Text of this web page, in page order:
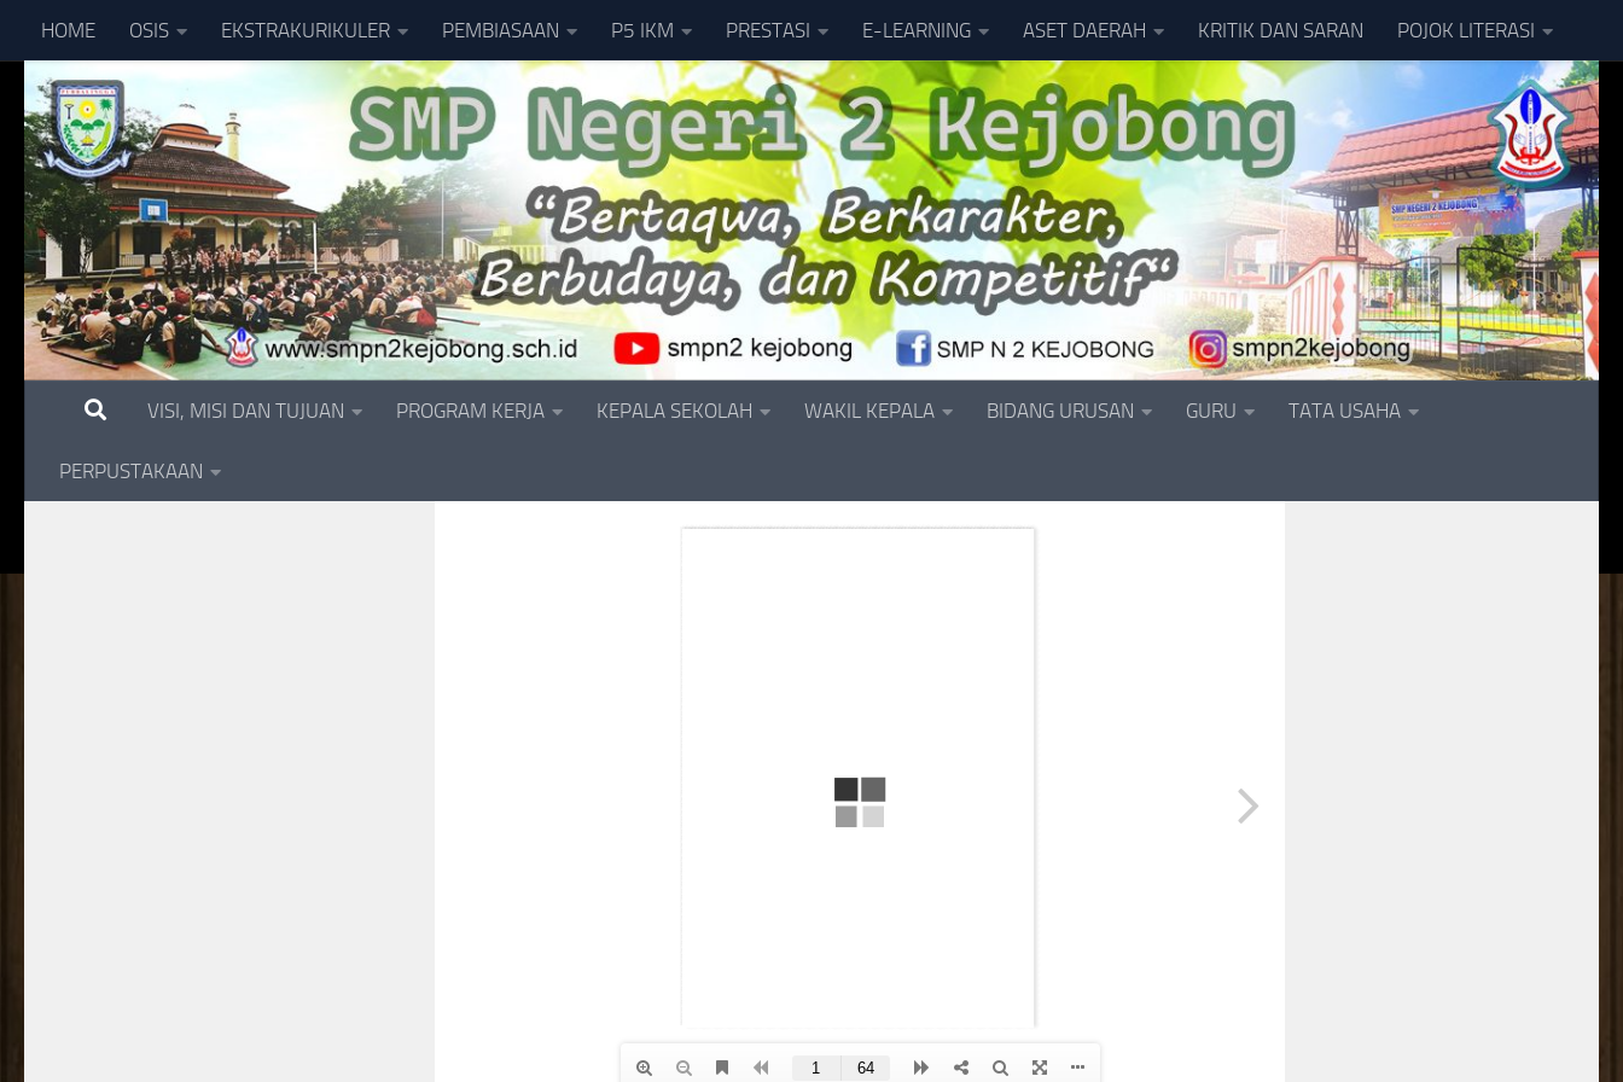
Skip to content
HOME OSIS EKSTRAKURIKULER PEMBIASAAN P5 IKM PRESTASI E-LEARNING ASET DAERAH KRITIK DAN SARAN POJOK LITERASI
VISI, MISI DAN TUJUAN PROGRAM KERJA KEPALA SEKOLAH WAKIL KEPALA BIDANG URUSAN GURU TATA USAHA
PERPUSTAKAAN